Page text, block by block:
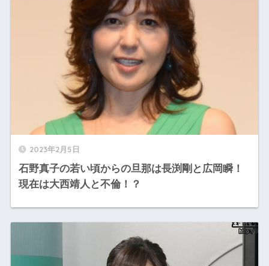
2023年2月5日
石野真子の若い頃からの旦那は長渕剛と広岡瞬！
現在は大西靖人と不倫！？